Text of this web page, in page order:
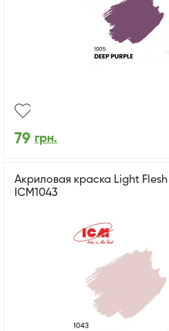
79 грн.
Акриловая краска Light
ICM1043